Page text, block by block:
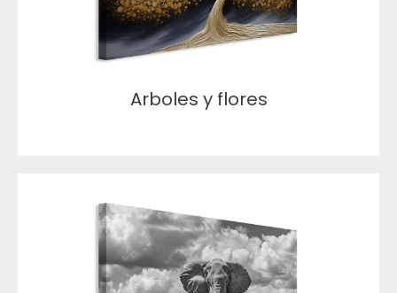
Arboles y flores